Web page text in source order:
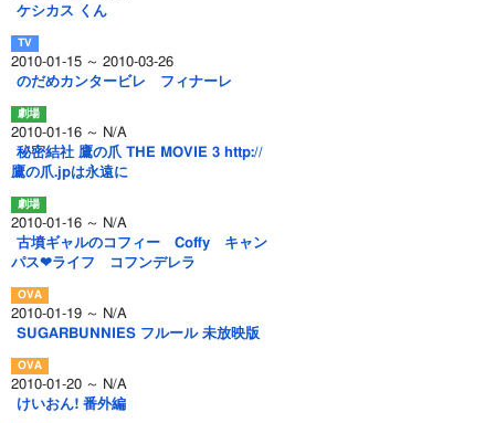
ケシカス くん
2010-01-15 ～ 2010-03-26
のだめカンタービレ フィナーレ
2010-01-16 ～ N/A
秘密結社 鷹の爪 THE MOVIE 3 http://
鷹の爪.jpは永遠に
2010-01-16 ～ N/A
古墳ギャルのコフィー Coffy キャン
パス❤ライフ コフンデレラ
2010-01-19 ～ N/A
SUGARBUNNIES フルール 未放映版
2010-01-20 ～ N/A
けいおん! 番外編